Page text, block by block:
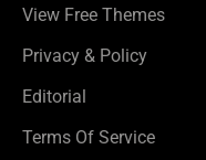
View Free Themes
Privacy & Policy
Editorial
Terms Of Service